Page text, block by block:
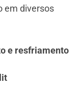
em diversos
e resfriamento